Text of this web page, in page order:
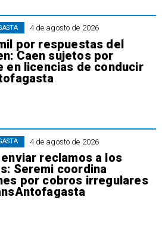
4 de agosto de 2026
por respuestas del
Caen sujetos por
en licencias de conducir
4 de agosto de 2026
enviar reclamos a los
Seremi coordina
por cobros irregulares